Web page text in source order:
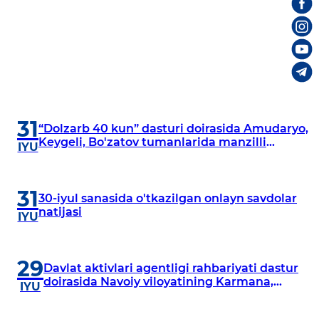
31
IYU
“Dolzarb 40 kun” dasturi doirasida Amudaryo,
Keygeli, Bo'zatov tumanlarida manzilli
31
IYU
30-iyul sanasida o'tkazilgan onlayn savdolar
natijasi
29
IYU
Davlat aktivlari agentligi rahbariyati dastur
doirasida Navoiy viloyatining Karmana,